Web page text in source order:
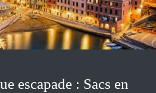
escapade : Sacs en